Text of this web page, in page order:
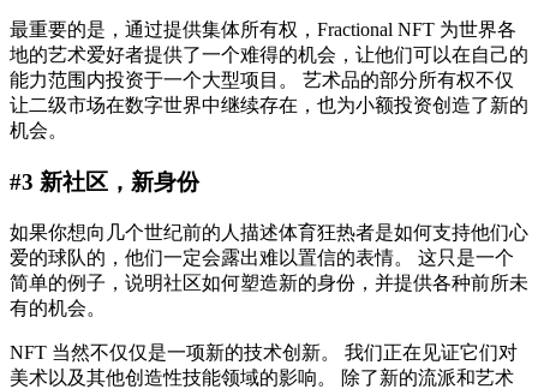
最重要的是，通过提供集体所有权，Fractional NFT 为世界各
地的艺术爱好者提供了一个难得的机会，让他们可以在自己的
能力范围内投资于一个大型项目。 艺术品的部分所有权不仅
让二级市场在数字世界中继续存在，也为小额投资创造了新的
机会。
#3 新社区，新身份
如果你想向几个世纪前的人描述体育狂热者是如何支持他们心
爱的球队的，他们一定会露出难以置信的表情。 这只是一个
简单的例子，说明社区如何塑造新的身份，并提供各种前所未
有的机会。
NFT 当然不仅仅是一项新的技术创新。 我们正在见证它们对
美术以及其他创造性技能领域的影响。 除了新的流派和艺术